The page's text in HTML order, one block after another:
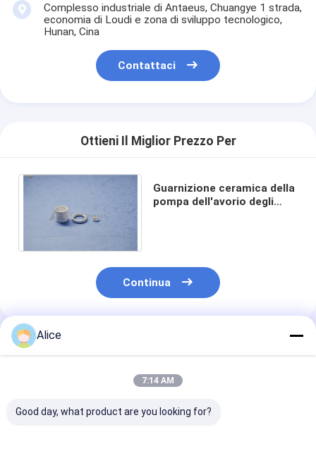
Complesso industriale di Antaeus, Chuangye 1 strada,
economia di Loudi e zona di sviluppo tecnologico,
Hunan, Cina
Contattaci
Ottieni Il Miglior Prezzo Per
Guarnizione ceramica della
pompa dell'avorio degli
Continua
Prodotti Raccomandati
Alice
7:14 AM
Good day, what product are you looking for?